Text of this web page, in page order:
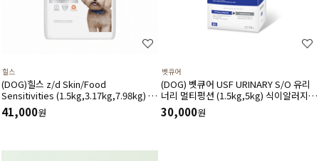
힐스
(DOG)힐스 z/d Skin/Food
Sensitivities (1.5kg,3.17kg,7.98kg) 식
이민감증 피부질환 위장관계-처방식,처방
사료
41,000원
벳큐어
(DOG) 벳큐어 USF URINARY S/O 유리
너리 멀티펑션 (1.5kg,5kg) 식이알러지
결석관리 가수분해 면역건강 피부관리 피
모관리에 도움
30,000원